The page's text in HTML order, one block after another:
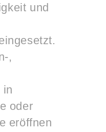
und
,
in
oder
eröffnen